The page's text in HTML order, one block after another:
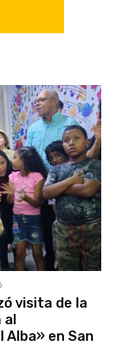
visita de la
al
en San